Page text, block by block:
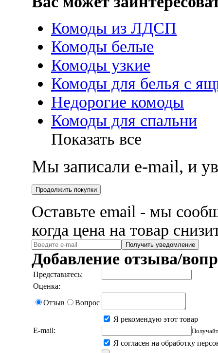
Комоды из ЛДСП
Комоды белые
Комоды узкие
Комоды для белья с
Недорогие комоды
Комоды для спальни
Показать все
Мы записали e-mail, и
Продолжить покупки
Оставьте email - мы
когда цена на товар
Получить уведомление
Добавление отзыва/
Представьтесь:
Оценка:
Отзыв
Вопрос
Я рекомендую этот товар
E-mail:
Я согласен на обработку